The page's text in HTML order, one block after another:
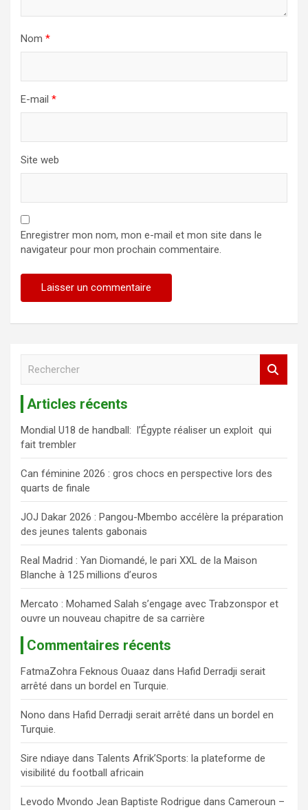
Nom *
E-mail *
Site web
Enregistrer mon nom, mon e-mail et mon site dans le
navigateur pour mon prochain commentaire.
r
c
h
e
r
Articles récents
Mondial U18 de handball: l’Égypte réaliser un exploit qui
fait trembler
Can féminine 2026 : gros chocs en perspective lors des
quarts de finale
JOJ Dakar 2026 : Pangou-Mbembo accélère la préparation
des jeunes talents gabonais
Real Madrid : Yan Diomandé, le pari XXL de la Maison
Blanche à 125 millions d’euros
Mercato : Mohamed Salah s’engage avec Trabzonspor et
ouvre un nouveau chapitre de sa carrière
Commentaires récents
FatmaZohra Feknous Ouaaz dans Hafid Derradji serait
arrêté dans un bordel en Turquie.
Nono dans Hafid Derradji serait arrêté dans un bordel en
Turquie.
Sire ndiaye dans Talents Afrik’Sports: la plateforme de
visibilité du football africain
Levodo Mvondo Jean Baptiste Rodrigue dans Cameroun –